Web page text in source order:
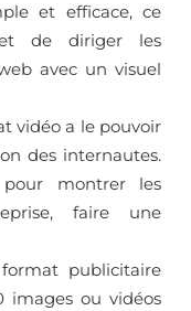
et efficace, ce
de diriger les
avec un visuel
vidéo a le pouvoir
des internautes.
montrer les
faire une
publicitaire
images ou vidéos